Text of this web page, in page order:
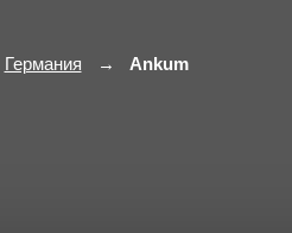
Германия Ankum